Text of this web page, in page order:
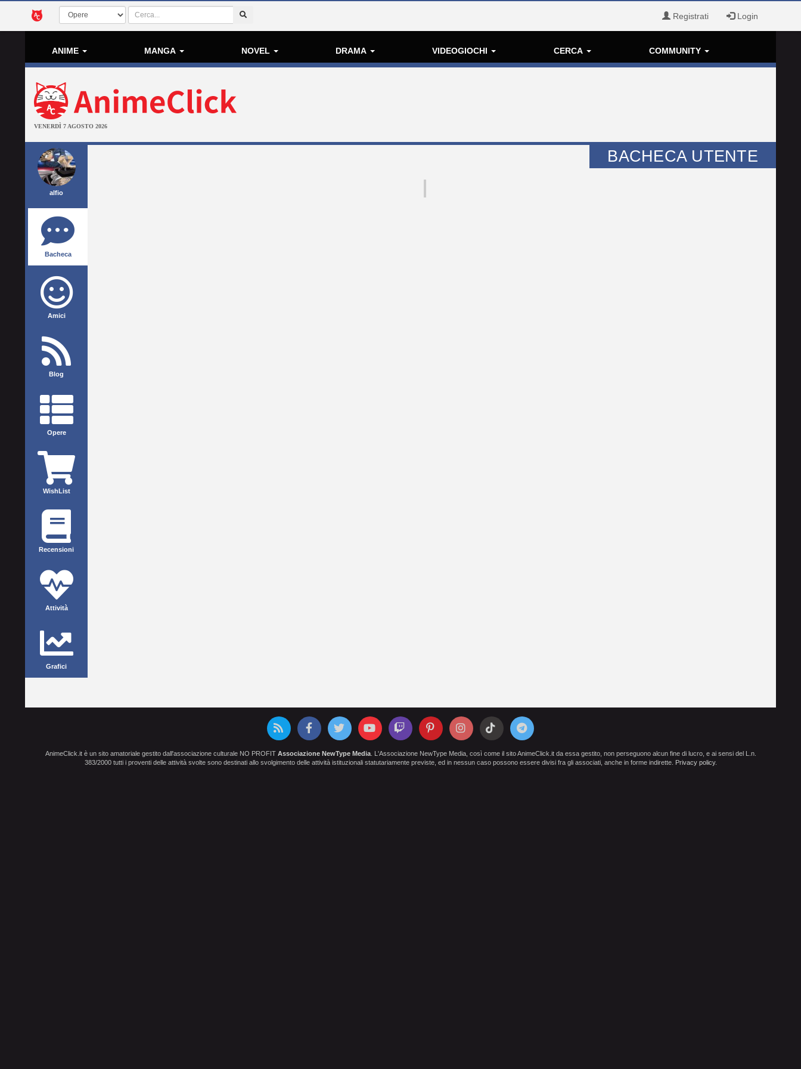
Registrati Login
ANIME MANGA NOVEL DRAMA VIDEOGIOCHI CERCA COMMUNITY
VENERDÌ 7 AGOSTO 2026
alfio
Bacheca
Amici
Blog
Opere
WishList
Recensioni
Attività
Grafici
BACHECA UTENTE
AnimeClick.it è un sito amatoriale gestito dall'associazione culturale NO PROFIT Associazione NewType Media. L'Associazione NewType Media, così come il sito AnimeClick.it da essa gestito, non perseguono alcun fine di lucro, e ai sensi del L.n.
383/2000 tutti i proventi delle attività svolte sono destinati allo svolgimento delle attività istituzionali statutariamente previste, ed in nessun caso possono essere divisi fra gli associati, anche in forme indirette. Privacy policy.